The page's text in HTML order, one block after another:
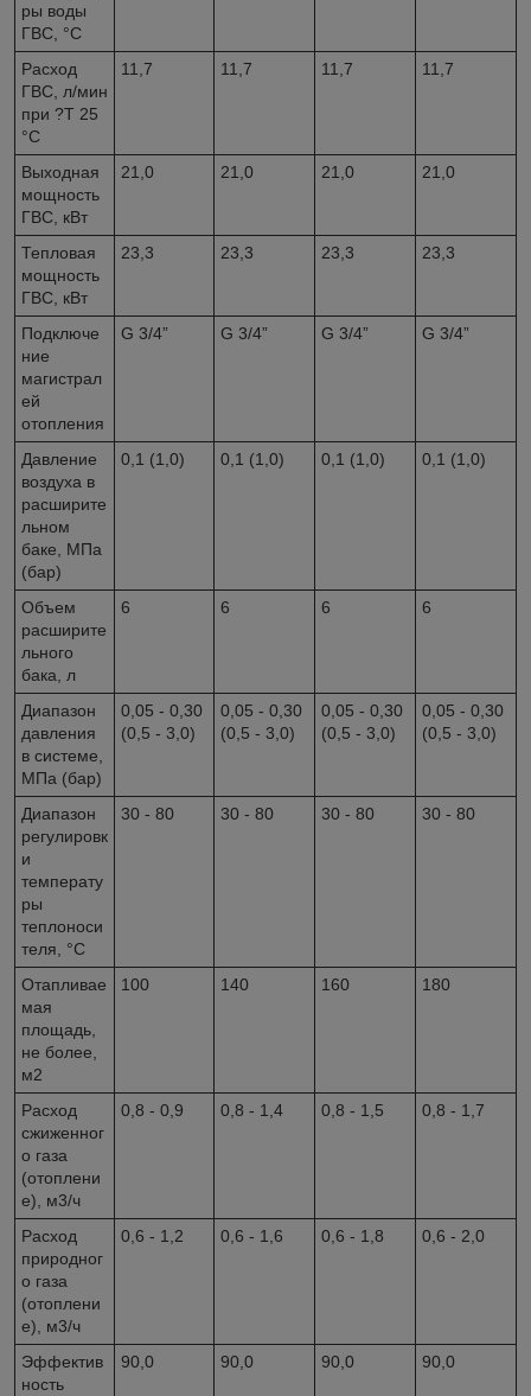
ры воды
ГВС, °C
Расход
ГВС, л/мин
при ?T 25
°C
11,7 11,7 11,7 11,7
Выходная
мощность
ГВС, кВт
21,0 21,0 21,0 21,0
Тепловая
мощность
ГВС, кВт
23,3 23,3 23,3 23,3
Подключе
ние
магистрал
ей
отопления
G 3/4” G 3/4” G 3/4” G 3/4”
Давление
воздуха в
расширите
льном
баке, МПа
(бар)
0,1 (1,0) 0,1 (1,0) 0,1 (1,0) 0,1 (1,0)
Объем
расширите
льного
бака, л
6 6 6 6
Диапазон
давления
в системе,
МПа (бар)
0,05 - 0,30
(0,5 - 3,0)
0,05 - 0,30
(0,5 - 3,0)
0,05 - 0,30
(0,5 - 3,0)
0,05 - 0,30
(0,5 - 3,0)
Диапазон
регулировк
и
температу
ры
теплоноси
теля, °С
30 - 80 30 - 80 30 - 80 30 - 80
Отапливае
мая
площадь,
не более,
м2
100 140 160 180
Расход
сжиженног
о газа
(отоплени
е), м3/ч
0,8 - 0,9 0,8 - 1,4 0,8 - 1,5 0,8 - 1,7
Расход
природног
о газа
(отоплени
е), м3/ч
0,6 - 1,2 0,6 - 1,6 0,6 - 1,8 0,6 - 2,0
Эффектив
ность
90,0 90,0 90,0 90,0